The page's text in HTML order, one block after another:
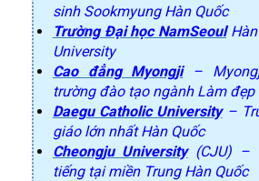
sinh Sookmyung Hàn Quốc
Trường Đại học NamSeoulHàn
University
Cao đẳng Myongji–
trường đào tạo ngành Làm đẹp
Daegu Catholic University–
giáo lớn nhất Hàn Quốc
Cheongju University(CJU) –
tiếng tại miền Trung Hàn Quốc